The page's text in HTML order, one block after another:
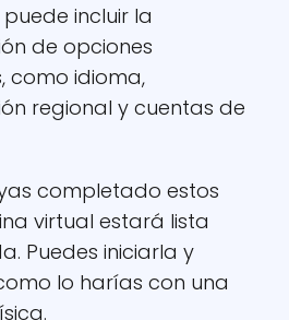
incluir la
de opciones
como idioma,
regional y cuentas de
completado estos
virtual estará lista
Puedes iniciarla y
lo harías con una